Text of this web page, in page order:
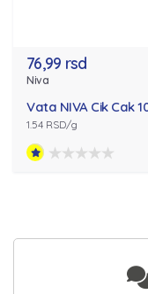
76,99 rsd
Niva
Vata NIVA Cik Cak
1.54 RSD/g